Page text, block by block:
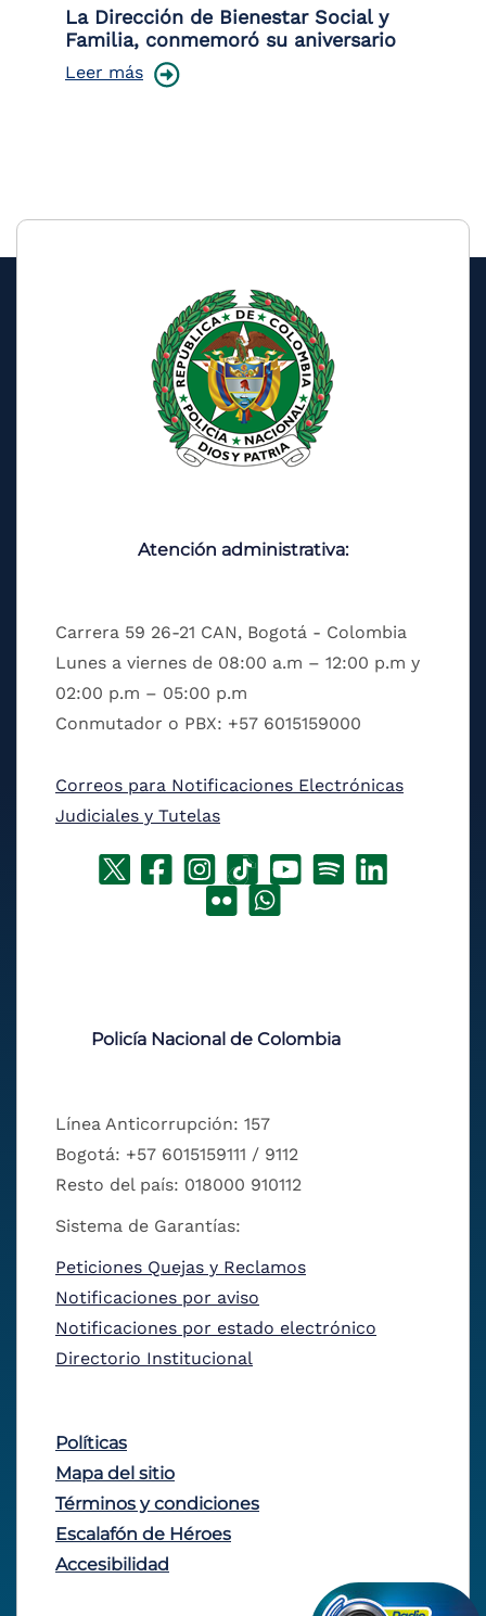
La Dirección de Bienestar Social y
Familia, conmemoró su aniversario
Leer más
Atención administrativa:
Carrera 59 26-21 CAN, Bogotá - Colombia
Lunes a viernes de 08:00 a.m – 12:00 p.m y
02:00 p.m – 05:00 p.m
Conmutador o PBX: +57 6015159000
Correos para Notificaciones Electrónicas
Judiciales y Tutelas
Policía Nacional de Colombia
Línea Anticorrupción: 157
Bogotá: +57 6015159111 / 9112
Resto del país: 018000 910112
Sistema de Garantías:
Peticiones Quejas y Reclamos
Notificaciones por aviso
Notificaciones por estado electrónico
Directorio Institucional
Políticas
Mapa del sitio
Términos y condiciones
Escalafón de Héroes
Accesibilidad